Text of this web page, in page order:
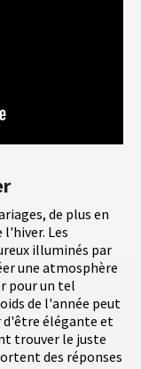
de plus en
Les
illuminés par
une atmosphère
pour un tel
de l'année peut
d'être élégante et
trouver le juste
des réponses